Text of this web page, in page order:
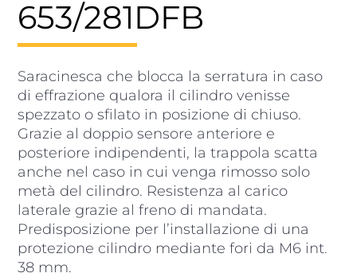
653/281DFB
Saracinesca che blocca la serratura in caso
di effrazione qualora il cilindro venisse
spezzato o sfilato in posizione di chiuso.
Grazie al doppio sensore anteriore e
posteriore indipendenti, la trappola scatta
anche nel caso in cui venga rimosso solo
metà del cilindro. Resistenza al carico
laterale grazie al freno di mandata.
Predisposizione per l’installazione di una
protezione cilindro mediante fori da M6 int.
38 mm.